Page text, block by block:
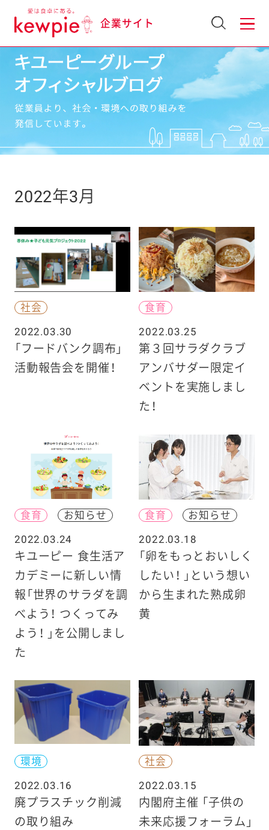
企業サイト
2022年3月
社会
2022.03.30
「フードバンク調布」
活動報告会を開催！
食育
2022.03.25
第３回サラダクラブ
アンバサダー限定イ
ベントを実施しまし
た！
食育
お知らせ
2022.03.24
キユーピー 食生活ア
カデミーに新しい情
報「世界のサラダを調
べよう！ つくってみ
よう！ 」を公開しまし
た
食育
お知らせ
2022.03.18
「卵をもっとおいしく
したい！ 」という想い
から生まれた熟成卵
黄
環境
2022.03.16
廃プラスチック削減
の取り組み
社会
2022.03.15
内閣府主催 「子供の
未来応援フォーラム」